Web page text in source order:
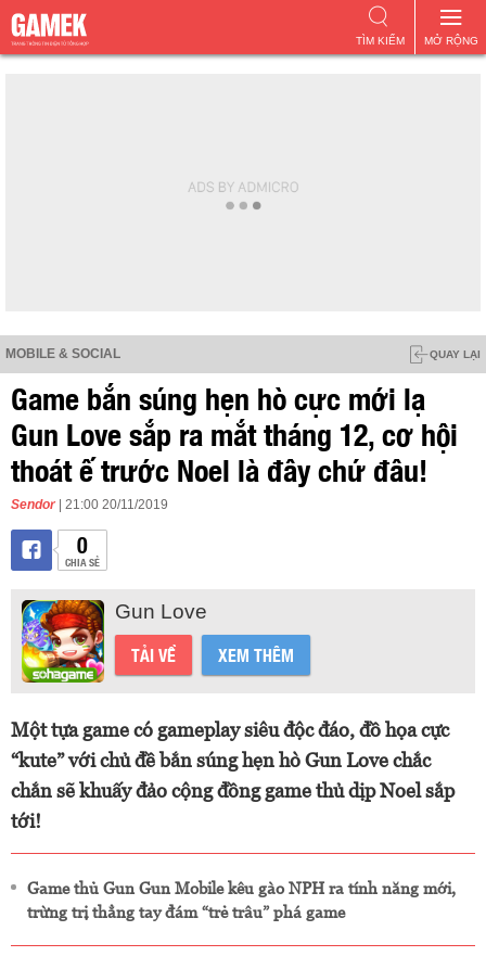
MỞ RỘNG
TÌM KIẾM
MOBILE & SOCIAL QUAY LẠI
Game bắn súng hẹn hò cực mới lạ
Gun Love sắp ra mắt tháng 12, cơ hội
thoát ế trước Noel là đây chứ đâu!
Sendor | 21:00 20/11/2019
0
CHIA SẺ
Gun Love
TẢI VỀ XEM THÊM
Một tựa game có gameplay siêu độc đáo, đồ họa cực
“kute” với chủ đề bắn súng hẹn hò Gun Love chắc
chắn sẽ khuấy đảo cộng đồng game thủ dịp Noel sắp
tới!
Game thủ Gun Gun Mobile kêu gào NPH ra tính năng mới,
trừng trị thẳng tay đám “trẻ trâu” phá game